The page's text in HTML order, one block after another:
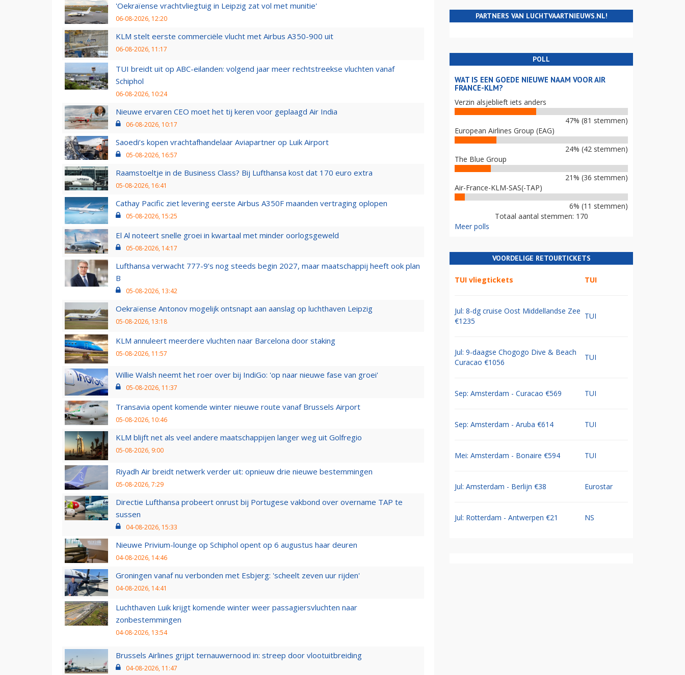
'Oekraïense vrachtvliegtuig in Leipzig zat vol met munitie'
06-08-2026, 12:20
KLM stelt eerste commerciële vlucht met Airbus A350-900 uit
06-08-2026, 11:17
TUI breidt uit op ABC-eilanden: volgend jaar meer rechtstreekse vluchten vanaf
Schiphol
06-08-2026, 10:24
Nieuwe ervaren CEO moet het tij keren voor geplaagd Air India
06-08-2026, 10:17
Saoedi’s kopen vrachtafhandelaar Aviapartner op Luik Airport
05-08-2026, 16:57
Raamstoeltje in de Business Class? Bij Lufthansa kost dat 170 euro extra
05-08-2026, 16:41
Cathay Pacific ziet levering eerste Airbus A350F maanden vertraging oplopen
05-08-2026, 15:25
El Al noteert snelle groei in kwartaal met minder oorlogsgeweld
05-08-2026, 14:17
Lufthansa verwacht 777-9’s nog steeds begin 2027, maar maatschappij heeft ook plan
B
05-08-2026, 13:42
Oekraïense Antonov mogelijk ontsnapt aan aanslag op luchthaven Leipzig
05-08-2026, 13:18
KLM annuleert meerdere vluchten naar Barcelona door staking
05-08-2026, 11:57
Willie Walsh neemt het roer over bij IndiGo: 'op naar nieuwe fase van groei'
05-08-2026, 11:37
Transavia opent komende winter nieuwe route vanaf Brussels Airport
05-08-2026, 10:46
KLM blijft net als veel andere maatschappijen langer weg uit Golfregio
05-08-2026, 9:00
Riyadh Air breidt netwerk verder uit: opnieuw drie nieuwe bestemmingen
05-08-2026, 7:29
Directie Lufthansa probeert onrust bij Portugese vakbond over overname TAP te
sussen
04-08-2026, 15:33
Nieuwe Privium-lounge op Schiphol opent op 6 augustus haar deuren
04-08-2026, 14:46
Groningen vanaf nu verbonden met Esbjerg: 'scheelt zeven uur rijden'
04-08-2026, 14:41
Luchthaven Luik krijgt komende winter weer passagiersvluchten naar
zonbestemmingen
04-08-2026, 13:54
Brussels Airlines grijpt ternauwernood in: streep door vlootuitbreiding
04-08-2026, 11:47
PARTNERS VAN LUCHTVAARTNIEUWS.NL!
POLL
WAT IS EEN GOEDE NIEUWE NAAM VOOR AIR
FRANCE-KLM?
Verzin alsjeblieft iets anders
47% (81 stemmen)
European Airlines Group (EAG)
24% (42 stemmen)
The Blue Group
21% (36 stemmen)
Air-France-KLM-SAS(-TAP)
6% (11 stemmen)
Totaal aantal stemmen: 170
Meer polls
VOORDELIGE RETOURTICKETS
TUI vliegtickets TUI
Jul: 8-dg cruise Oost Middellandse Zee
€1235
TUI
Jul: 9-daagse Chogogo Dive & Beach
Curacao €1056
TUI
Sep: Amsterdam - Curacao €569 TUI
Sep: Amsterdam - Aruba €614 TUI
Mei: Amsterdam - Bonaire €594 TUI
Jul: Amsterdam - Berlijn €38 Eurostar
Jul: Rotterdam - Antwerpen €21 NS